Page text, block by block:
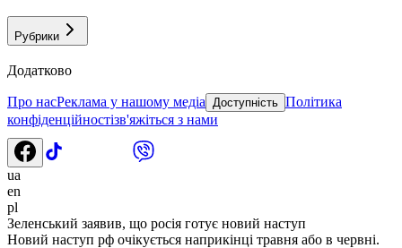
Рубрики
Додатково
Про насРеклама у нашому медіа Доступність Політика
конфіденційностізв'яжіться з нами
ua
en
pl
Зеленський заявив, що росія готує новий наступ
Новий наступ рф очікується наприкінці травня або в червні.